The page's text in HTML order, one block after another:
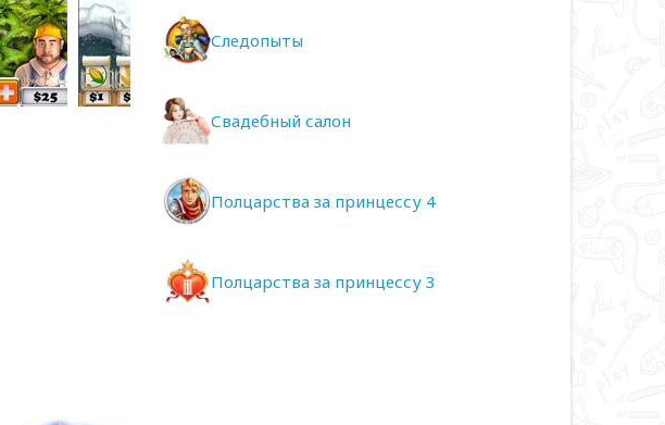
Следопыты
Свадебный салон
Полцарства за принцессу 4
Полцарства за принцессу 3